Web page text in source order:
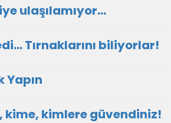
ulaşılamıyor...
Tırnaklarını biliyorlar!
Yapın
kime, kimlere güvendiniz!